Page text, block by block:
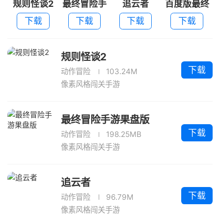
规则怪谈2
下载
最终冒险手
游果盘版
下载
追云者
下载
百度版最终
冒险
下载
规则怪谈2
动作冒险
103.24M
像素风格闯关手游
下载
最终冒险手游果盘版
动作冒险
198.25MB
像素风格闯关手游
下载
追云者
动作冒险
96.79M
像素风格闯关手游
下载